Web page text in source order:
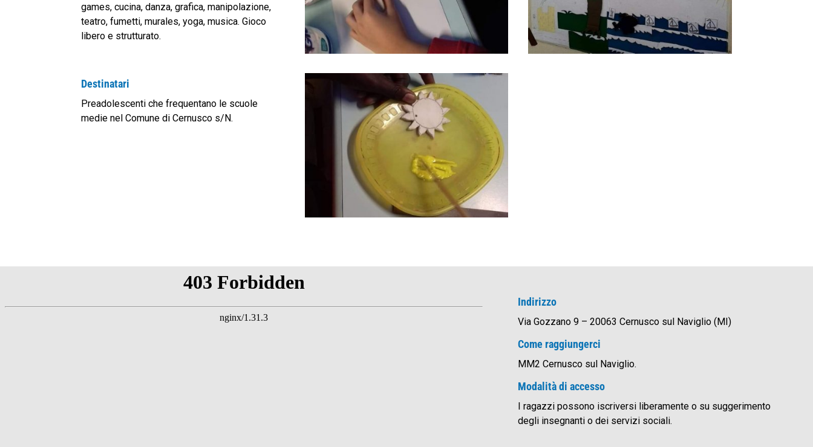
games, cucina, danza, grafica, manipolazione,
teatro, fumetti, murales, yoga, musica. Gioco
libero e strutturato.
Destinatari
Preadolescenti che frequentano le scuole
medie nel Comune di Cernusco s/N.
Indirizzo
Via Gozzano 9 – 20063 Cernusco sul Naviglio (MI)
Come raggiungerci
MM2 Cernusco sul Naviglio.
Modalità di accesso
I ragazzi possono iscriversi liberamente o su suggerimento
degli insegnanti o dei servizi sociali.